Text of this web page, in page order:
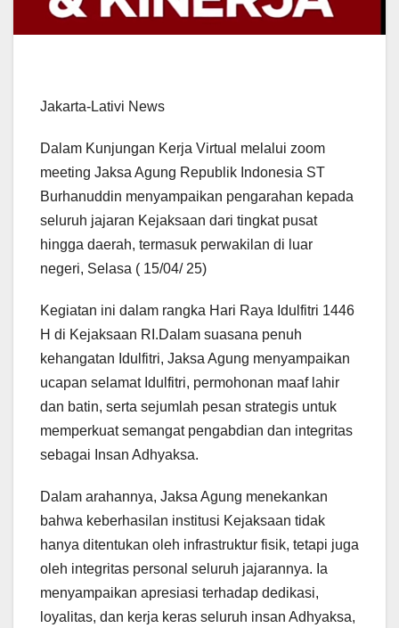
Jakarta-Lativi News
Dalam Kunjungan Kerja Virtual melalui zoom
meeting Jaksa Agung Republik Indonesia ST
Burhanuddin menyampaikan pengarahan kepada
seluruh jajaran Kejaksaan dari tingkat pusat
hingga daerah, termasuk perwakilan di luar
negeri, Selasa ( 15/04/ 25)
Kegiatan ini dalam rangka Hari Raya Idulfitri 1446
H di Kejaksaan RI.Dalam suasana penuh
kehangatan Idulfitri, Jaksa Agung menyampaikan
ucapan selamat Idulfitri, permohonan maaf lahir
dan batin, serta sejumlah pesan strategis untuk
memperkuat semangat pengabdian dan integritas
sebagai Insan Adhyaksa.
Dalam arahannya, Jaksa Agung menekankan
bahwa keberhasilan institusi Kejaksaan tidak
hanya ditentukan oleh infrastruktur fisik, tetapi juga
oleh integritas personal seluruh jajarannya. Ia
menyampaikan apresiasi terhadap dedikasi,
loyalitas, dan kerja keras seluruh insan Adhyaksa,